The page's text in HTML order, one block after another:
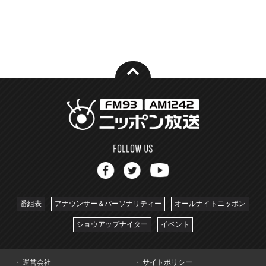
番組表 アナウンサー＆パーソナリティー オールナイトニッポン
ショウアップナイター イベント
運営会社 サイトポリシー